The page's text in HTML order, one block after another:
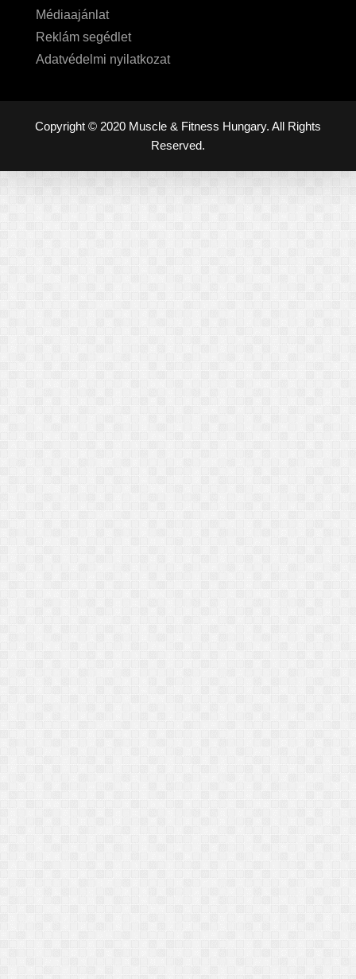
Médiaajánlat
Reklám segédlet
Adatvédelmi nyilatkozat
Copyright © 2020 Muscle & Fitness Hungary. All Rights
Reserved.